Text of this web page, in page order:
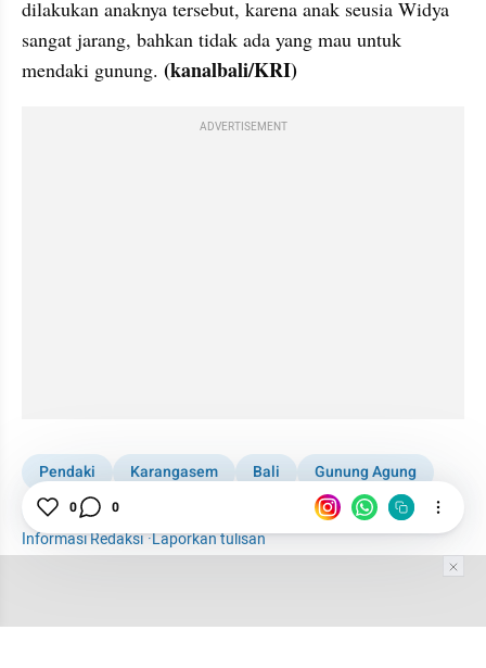
dilakukan anaknya tersebut, karena anak seusia Widya
sangat jarang, bahkan tidak ada yang mau untuk
mendaki gunung. (kanalbali/KRI)
ADVERTISEMENT
Pendaki Karangasem Bali
Gunung Agung
Bocah
Informasi Redaksi·Laporkan tulisan
0 0